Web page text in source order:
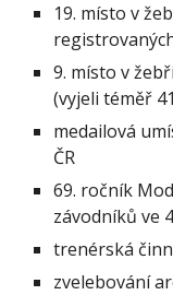
19. místo v
9. místo v
(vyjeli téměř
medailová
ČR
69. ročník
závodníků ve
trenérská
zvelebování